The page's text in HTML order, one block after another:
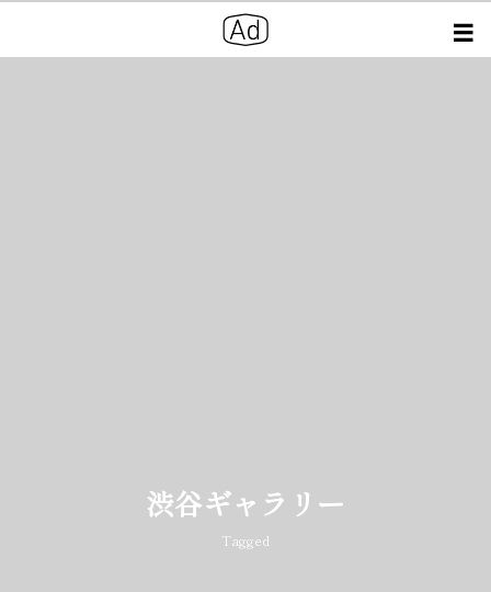
渋谷ギャラリー
Tagged